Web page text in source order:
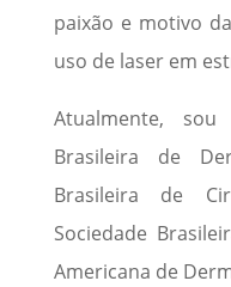
paixão e motivo
uso de laser em
Atualmente, sou
Brasileira de
Brasileira de
Sociedade
Americana de